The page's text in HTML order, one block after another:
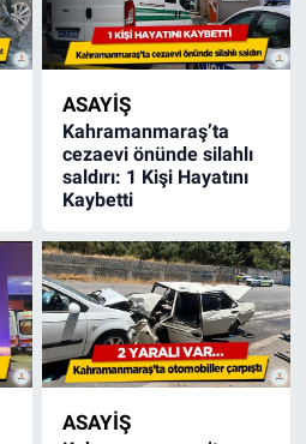
ASAYİŞ
Kahramanmaraş’ta
cezaevi önünde silahlı
saldırı: 1 Kişi Hayatını
Kaybetti
ASAYİŞ